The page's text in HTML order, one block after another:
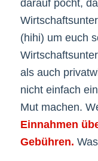
darauf pocht,
(hihi) um euch
als auch
nicht einfach
Mut machen.
Einnahmen
Gebühren.